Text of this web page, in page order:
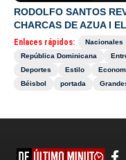
RODOLFO SANTOS
CHARCAS DE AZUA I
Enlaces rápidos: Nacionales
República Dominicana
Deportes
Estilo
Béisbol
portada